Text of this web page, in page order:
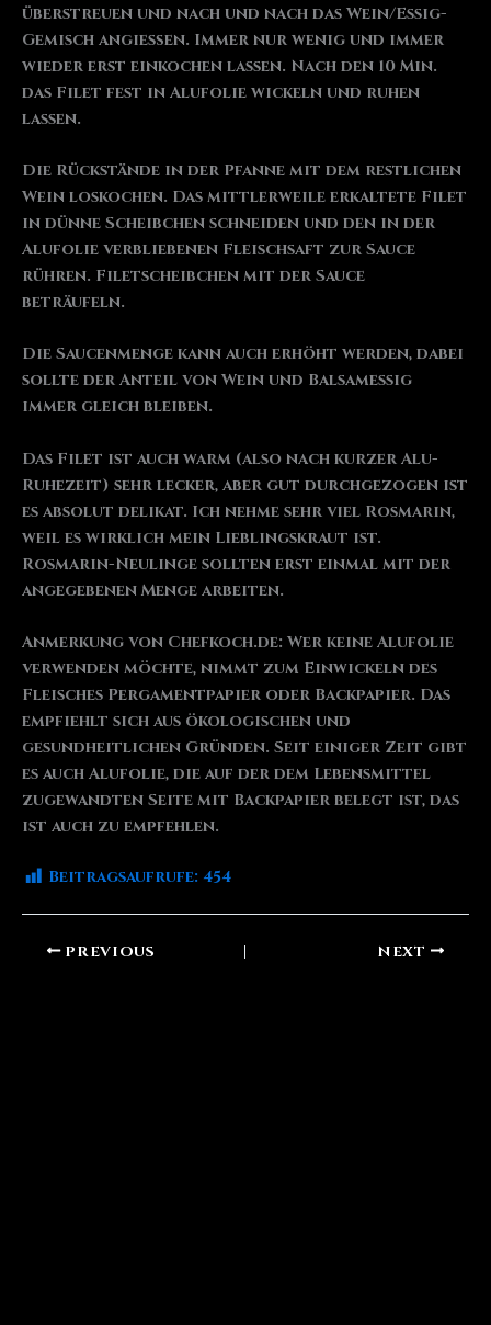
überstreuen und nach und nach das Wein/Essig-
Gemisch angießen. Immer nur wenig und immer
wieder erst einkochen lassen. Nach den 10 Min.
das Filet fest in Alufolie wickeln und ruhen
lassen.
Die Rückstände in der Pfanne mit dem restlichen
Wein loskochen. Das mittlerweile erkaltete Filet
in dünne Scheibchen schneiden und den in der
Alufolie verbliebenen Fleischsaft zur Sauce
rühren. Filetscheibchen mit der Sauce
beträufeln.
Die Saucenmenge kann auch erhöht werden, dabei
sollte der Anteil von Wein und Balsamessig
immer gleich bleiben.
Das Filet ist auch warm (also nach kurzer Alu-
Ruhezeit) sehr lecker, aber gut durchgezogen ist
es absolut delikat. Ich nehme sehr viel Rosmarin,
weil es wirklich mein Lieblingskraut ist.
Rosmarin-Neulinge sollten erst einmal mit der
angegebenen Menge arbeiten.
Anmerkung von Chefkoch.de: Wer keine Alufolie
verwenden möchte, nimmt zum Einwickeln des
Fleisches Pergamentpapier oder Backpapier. Das
empfiehlt sich aus ökologischen und
gesundheitlichen Gründen. Seit einiger Zeit gibt
es auch Alufolie, die auf der dem Lebensmittel
zugewandten Seite mit Backpapier belegt ist, das
ist auch zu empfehlen.
Beitragsaufrufe: 454
PREVIOUS NEXT